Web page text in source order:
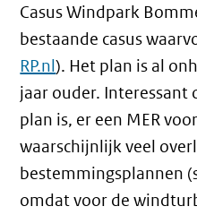
Casus Windpark
bestaande casus
RP.nl). Het plan is al
jaar ouder. Interessant
plan is, er een MER
waarschijnlijk veel
bestemmingsplannen
omdat voor de